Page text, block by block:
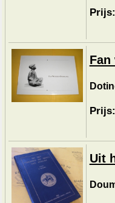
Fan
Uit